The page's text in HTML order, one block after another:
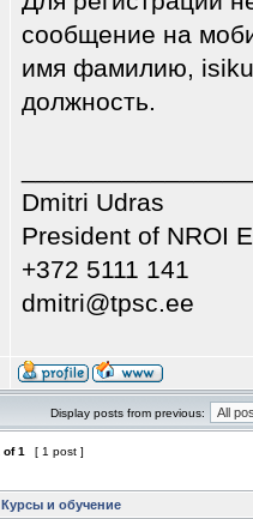
сообщение на
имя фамилию,
должность.
Dmitri Udras
President of NROI
+372 5111 141
dmitri@tpsc.ee
Display posts from previous:
of1 [ 1 post ]
Курсы и обучение